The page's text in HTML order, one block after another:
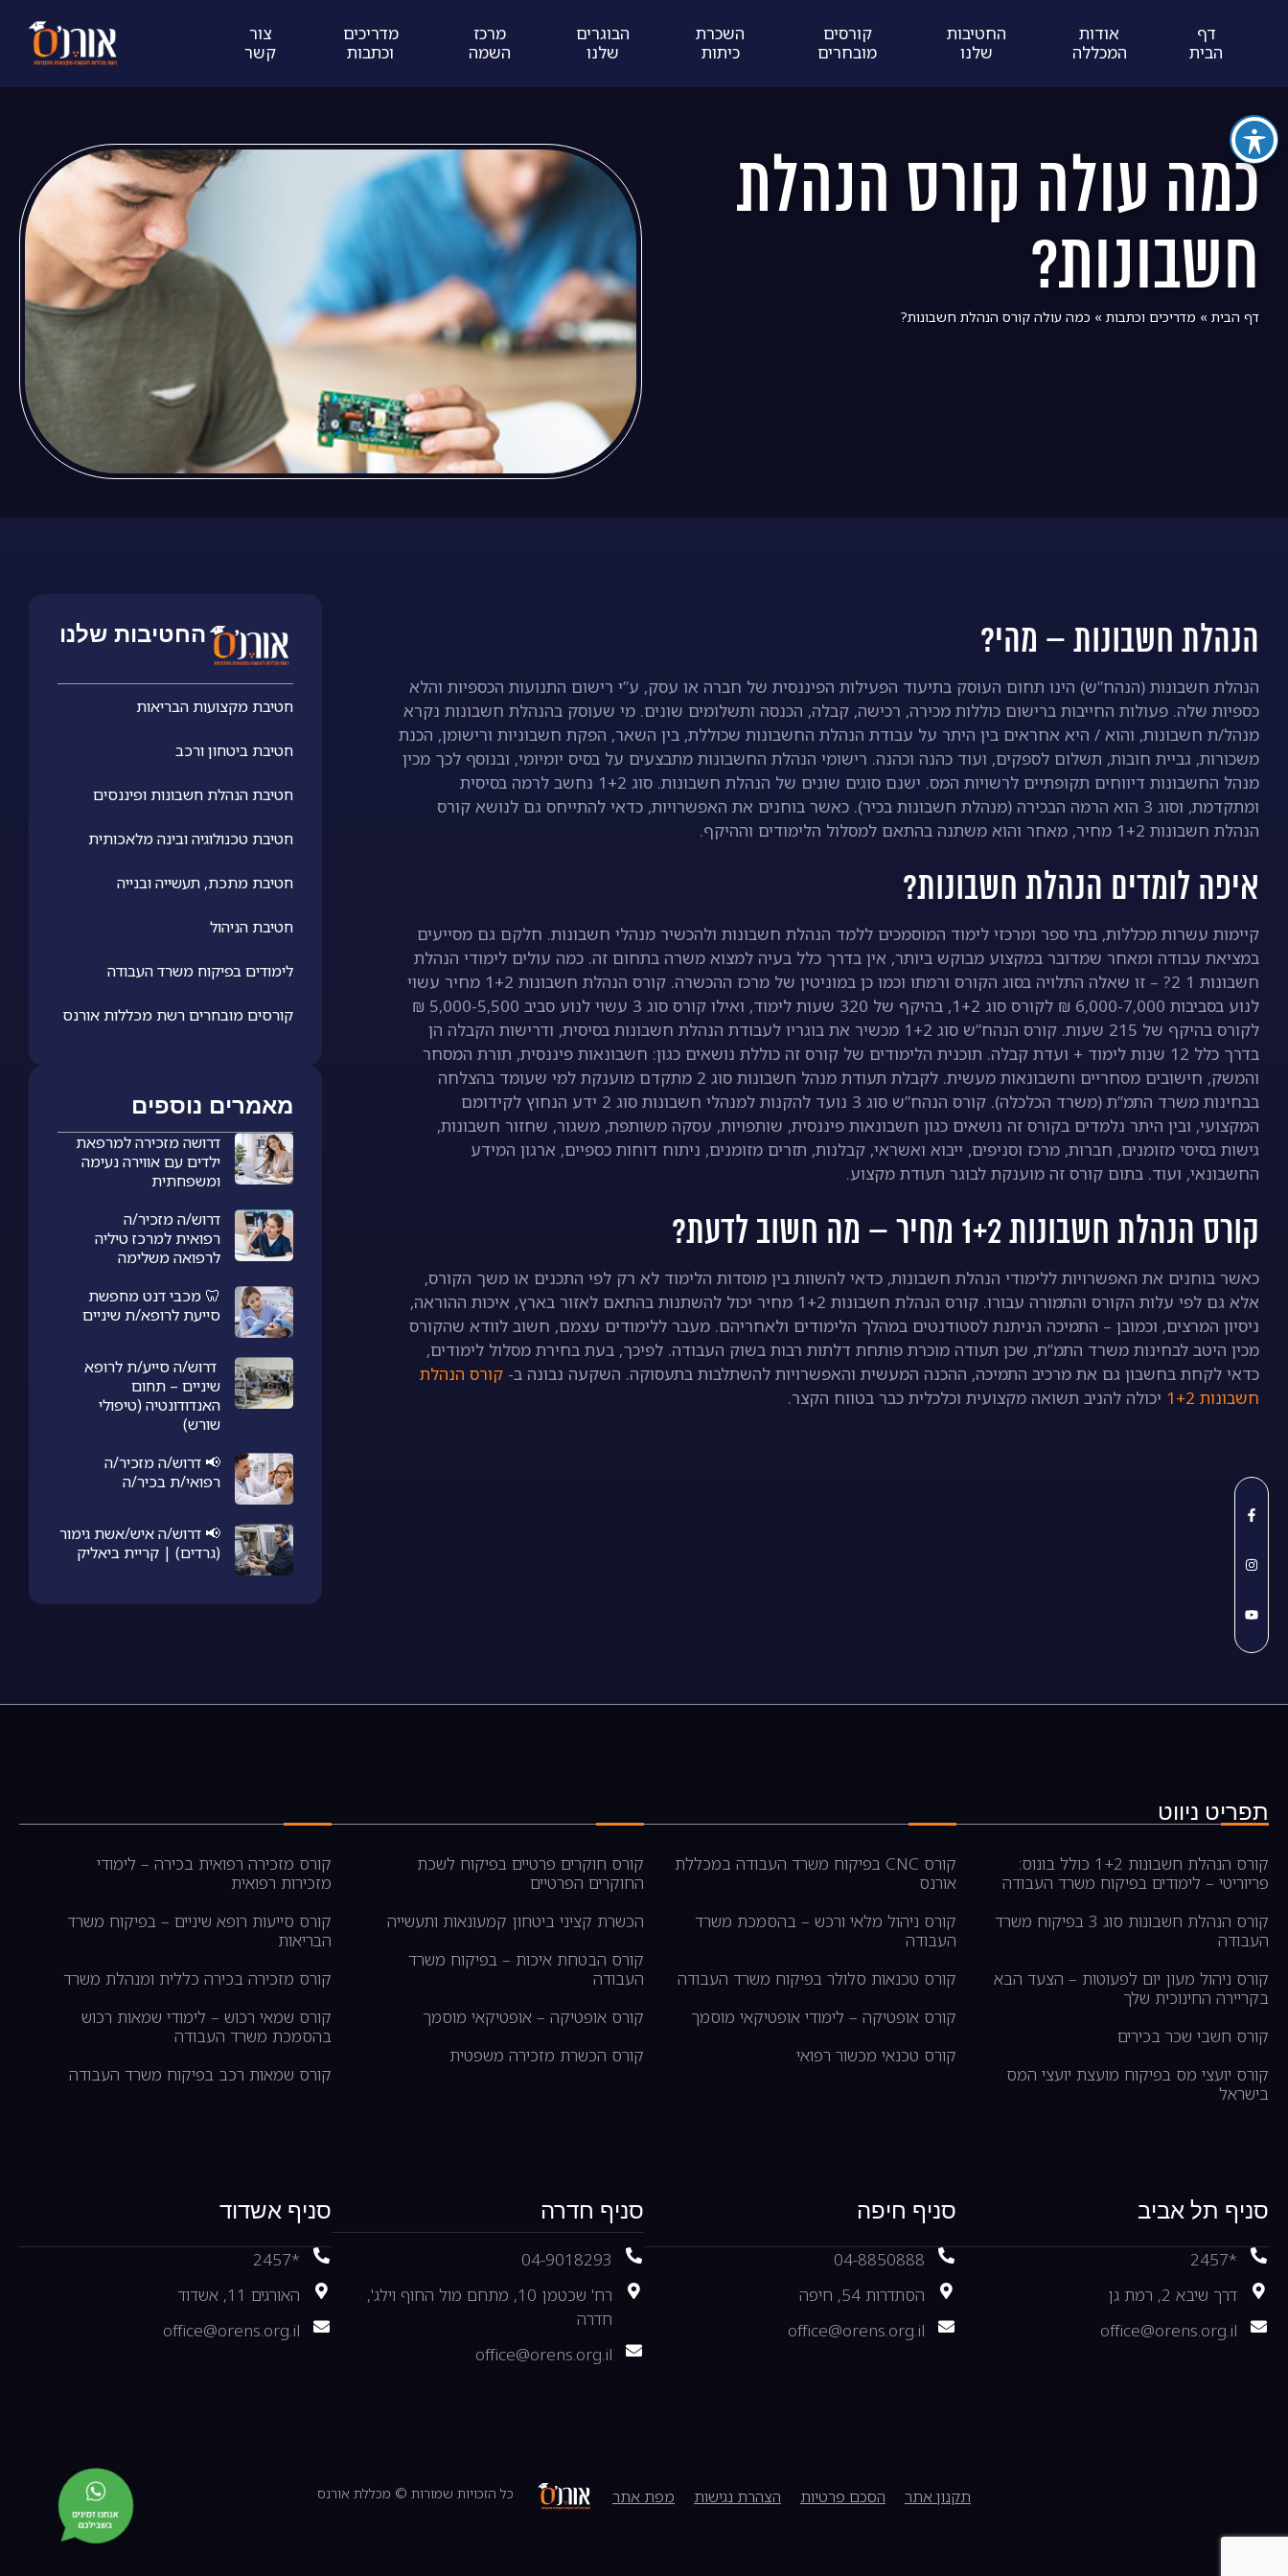
דף
הבית
אודות
המכללה
החטיבות
שלנו
קורסים
מובחרים
השכרת
כיתות
הבוגרים
שלנו
מרכז
השמה
מדריכים
וכתבות
צור
קשר
כמה עולה קורס הנהלת
חשבונות?
דף הבית » מדריכים וכתבות » כמה עולה קורס הנהלת חשבונות?
הנהלת חשבונות – מהי?
הנהלת חשבונות (הנהח”ש) הינו תחום העוסק בתיעוד הפעילות הפיננסית של חברה או עסק, ע”י רישום התנועות הכספיות והלא
כספיות שלה. פעולות החייבות ברישום כוללות מכירה, רכישה, קבלה, הכנסה ותשלומים שונים. מי שעוסק בהנהלת חשבונות נקרא
מנהל/ת חשבונות, והוא / היא אחראים בין היתר על עבודת הנהלת החשבונות שכוללת, בין השאר, הפקת חשבוניות ורישומן, הכנת
משכורות, גביית חובות, תשלום לספקים, ועוד כהנה וכהנה. רישומי הנהלת החשבונות מתבצעים על בסיס יומיומי, ובנוסף לכך מכין
מנהל החשבונות דיווחים תקופתיים לרשויות המס. ישנם סוגים שונים של הנהלת חשבונות. סוג 1+2 נחשב לרמה בסיסית
ומתקדמת, וסוג 3 הוא הרמה הבכירה (מנהלת חשבונות בכיר). כאשר בוחנים את האפשרויות, כדאי להתייחס גם לנושא קורס
הנהלת חשבונות 1+2 מחיר, מאחר והוא משתנה בהתאם למסלול הלימודים וההיקף.
איפה לומדים הנהלת חשבונות?
קיימות עשרות מכללות, בתי ספר ומרכזי לימוד המוסמכים ללמד הנהלת חשבונות ולהכשיר מנהלי חשבונות. חלקם גם מסייעים
במציאת עבודה ומאחר שמדובר במקצוע מבוקש ביותר, אין בדרך כלל בעיה למצוא משרה בתחום זה. כמה עולים לימודי הנהלת
חשבונות 1 2? – זו שאלה התלויה בסוג הקורס ורמתו וכמו כן במוניטין של מרכז ההכשרה. קורס הנהלת חשבונות 1+2 מחיר עשוי
לנוע בסביבות 6,000-7,000 ₪ לקורס סוג 1+2, בהיקף של 320 שעות לימוד, ואילו קורס סוג 3 עשוי לנוע סביב 5,000-5,500 ₪
לקורס בהיקף של 215 שעות. קורס הנהח”ש סוג 1+2 מכשיר את בוגריו לעבודת הנהלת חשבונות בסיסית, ודרישות הקבלה הן
בדרך כלל 12 שנות לימוד + ועדת קבלה. תוכנית הלימודים של קורס זה כוללת נושאים כגון: חשבונאות פיננסית, תורת המסחר
והמשק, חישובים מסחריים וחשבונאות מעשית. לקבלת תעודת מנהל חשבונות סוג 2 מתקדם מוענקת למי שעומד בהצלחה
בבחינות משרד התמ”ת (משרד הכלכלה). קורס הנהח”ש סוג 3 נועד להקנות למנהלי חשבונות סוג 2 ידע הנחוץ לקידומם
המקצועי, ובין היתר נלמדים בקורס זה נושאים כגון חשבונאות פיננסית, שותפויות, עסקה משותפת, משגור, שחזור חשבונות,
גישות בסיסי מזומנים, חברות, מרכז וסניפים, ייבוא ואשראי, קבלנות, תזרים מזומנים, ניתוח דוחות כספיים, ארגון המידע
החשבונאי, ועוד. בתום קורס זה מוענקת לבוגר תעודת מקצוע.
קורס הנהלת חשבונות 1+2 מחיר – מה חשוב לדעת?
כאשר בוחנים את האפשרויות ללימודי הנהלת חשבונות, כדאי להשוות בין מוסדות הלימוד לא רק לפי התכנים או משך הקורס,
אלא גם לפי עלות הקורס והתמורה עבורו. קורס הנהלת חשבונות 1+2 מחיר יכול להשתנות בהתאם לאזור בארץ, איכות ההוראה,
ניסיון המרצים, וכמובן – התמיכה הניתנת לסטודנטים במהלך הלימודים ולאחריהם. מעבר ללימודים עצמם, חשוב לוודא שהקורס
מכין היטב לבחינות משרד התמ”ת, שכן תעודה מוכרת פותחת דלתות רבות בשוק העבודה. לפיכך, בעת בחירת מסלול לימודים,
כדאי לקחת בחשבון גם את מרכיב התמיכה, ההכנה המעשית והאפשרויות להשתלבות בתעסוקה. השקעה נבונה ב- קורס הנהלת
חשבונות 1+2
יכולה להניב תשואה מקצועית וכלכלית כבר בטווח הקצר.
החטיבות שלנו
חטיבת מקצועות הבריאות
חטיבת ביטחון ורכב
חטיבת הנהלת חשבונות ופיננסים
חטיבת טכנולוגיה ובינה מלאכותית
חטיבת מתכת, תעשייה ובנייה
חטיבת הניהול
לימודים בפיקוח משרד העבודה
קורסים מובחרים רשת מכללות אורנס
מאמרים נוספים
דרושה מזכירה למרפאת
ילדים עם אווירה נעימה
ומשפחתית
דרוש/ה מזכיר/ה
רפואית למרכז טיליה
לרפואה משלימה
🦷 מכבי דנט מחפשת
סייעת לרופא/ת שיניים
דרוש/ה סייע/ת לרופא
שיניים – תחום
האנדודונטיה (טיפולי
שורש)
📢 דרוש/ה מזכיר/ה
רפואי/ת בכיר/ה
📢 דרוש/ה איש/אשת גימור
(גרדים) | קריית ביאליק
תפריט ניווט
קורס הנהלת חשבונות 1+2 כולל בונוס:
פריוריטי – לימודים בפיקוח משרד העבודה
קורס הנהלת חשבונות סוג 3 בפיקוח משרד
העבודה
קורס ניהול מעון יום לפעוטות – הצעד הבא
בקריירה החינוכית שלך
קורס חשבי שכר בכירים
קורס יועצי מס בפיקוח מועצת יועצי המס
בישראל
קורס CNC בפיקוח משרד העבודה במכללת
אורנס
קורס ניהול מלאי ורכש – בהסמכת משרד
העבודה
קורס טכנאות סלולר בפיקוח משרד העבודה
קורס אופטיקה – לימודי אופטיקאי מוסמך
קורס טכנאי מכשור רפואי
קורס חוקרים פרטיים בפיקוח לשכת
החוקרים הפרטיים
הכשרת קציני ביטחון קמעונאות ותעשייה
קורס הבטחת איכות – בפיקוח משרד
העבודה
קורס אופטיקה – אופטיקאי מוסמך
קורס הכשרת מזכירה משפטית
קורס מזכירה רפואית בכירה – לימודי
מזכירות רפואית
קורס סייעות רופא שיניים – בפיקוח משרד
הבריאות
קורס מזכירה בכירה כללית ומנהלת משרד
קורס שמאי רכוש – לימודי שמאות רכוש
בהסמכת משרד העבודה
קורס שמאות רכב בפיקוח משרד העבודה
סניף אשדוד
*2457
האורגים 11, אשדוד
office@orens.org.il
סניף חדרה
04-9018293
רח' שכטמן 10, מתחם מול החוף וילג',
חדרה
office@orens.org.il
סניף חיפה
04-8850888
הסתדרות 54, חיפה
office@orens.org.il
סניף תל אביב
*2457
דרך שיבא 2, רמת גן
office@orens.org.il
כל הזכויות שמורות © מכללת אורנס מפת אתר הצהרת נגישות הסכם פרטיות תקנון אתר